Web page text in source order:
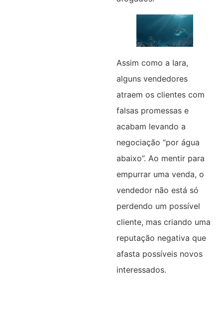
Assim como a Iara,
alguns vendedores
atraem os clientes com
falsas promessas e
acabam levando a
negociação “por água
abaixo”. Ao mentir para
empurrar uma venda, o
vendedor não está só
perdendo um possível
cliente, mas criando uma
reputação negativa que
afasta possíveis novos
interessados.